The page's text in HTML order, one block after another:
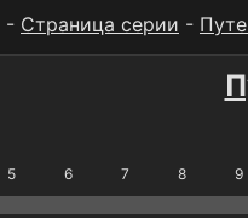
- Страница серии -
5 6 7 8 9